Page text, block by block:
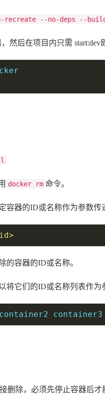
recreate --no-deps --
然后在项目内只需 start:dev
docker rm 命令。
容器的ID或名称作为参数传
的容器的ID或名称。
将它们的ID或名称列表作为
container3
删除，必须先停止容器后才